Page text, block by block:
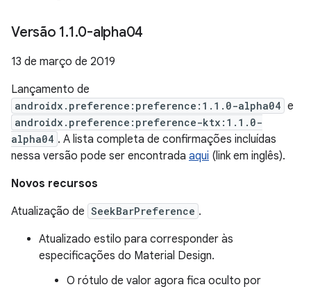
Versão 1.1.0-alpha04
13 de março de 2019
Lançamento de
androidx.preference:preference:1.1.0-alpha04 e
androidx.preference:preference-ktx:1.1.0-
alpha04 . A lista completa de confirmações incluídas
nessa versão pode ser encontrada aqui (link em inglês).
Novos recursos
Atualização de SeekBarPreference .
Atualizado estilo para corresponder às
especificações do Material Design.
O rótulo de valor agora fica oculto por